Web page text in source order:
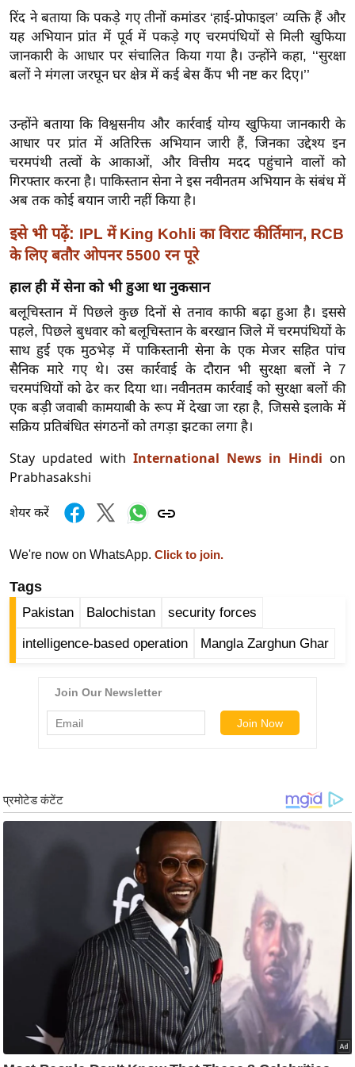
ख्सि
य
त
यं
डि
या
सा
हि
त्य
ज
ग
त
ऑ
टो
व
र्ल्ड
न्यू
ज
ब्री
फ
म
रं
न
ज
ग
बॉ
ड
फि
n
रिंद ने बताया कि पकड़े गए तीनों कमांडर ‘हाई-प्रोफाइल’ व्यक्ति हैं और
यह अभियान प्रांत में पूर्व में पकड़े गए चरमपंथियों से मिली खुफिया
जानकारी के आधार पर संचालित किया गया है। उन्होंने कहा, ‘‘सुरक्षा
बलों ने मंगला जरघून घर क्षेत्र में कई बेस कैंप भी नष्ट कर दिए।’’
उन्होंने बताया कि विश्वसनीय और कार्रवाई योग्य खुफिया जानकारी के
आधार पर प्रांत में अतिरिक्त अभियान जारी हैं, जिनका उद्देश्य इन
चरमपंथी तत्वों के आकाओं, और वित्तीय मदद पहुंचाने वालों को
गिरफ्तार करना है। पाकिस्तान सेना ने इस नवीनतम अभियान के संबंध में
अब तक कोई बयान जारी नहीं किया है।
इसे भी पढ़ें: IPL में King Kohli का विराट कीर्तिमान, RCB
के लिए बतौर ओपनर 5500 रन पूरे
हाल ही में सेना को भी हुआ था नुकसान
बलूचिस्तान में पिछले कुछ दिनों से तनाव काफी बढ़ा हुआ है। इससे
पहले, पिछले बुधवार को बलूचिस्तान के बरखान जिले में चरमपंथियों के
साथ हुई एक मुठभेड़ में पाकिस्तानी सेना के एक मेजर सहित पांच
सैनिक मारे गए थे। उस कार्रवाई के दौरान भी सुरक्षा बलों ने 7
चरमपंथियों को ढेर कर दिया था। नवीनतम कार्रवाई को सुरक्षा बलों की
एक बड़ी जवाबी कामयाबी के रूप में देखा जा रहा है, जिससे इलाके में
सक्रिय प्रतिबंधित संगठनों को तगड़ा झटका लगा है।
Stay updated with International News in Hindi on
Prabhasakshi
शेयर करें
We're now on WhatsApp. Click to join.
Tags
Pakistan Balochistan security forces
intelligence-based operation Mangla Zarghun Ghar